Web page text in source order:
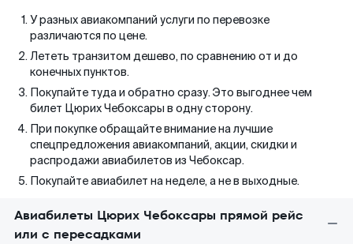
У разных авиакомпаний услуги по перевозке
различаются по цене.
Лететь транзитом дешево, по сравнению от и до
конечных пунктов.
Покупайте туда и обратно сразу. Это выгоднее чем
билет Цюрих Чебоксары в одну сторону.
При покупке обращайте внимание на лучшие
спецпредложения авиакомпаний, акции, скидки и
распродажи авиабилетов из Чебоксар.
Покупайте авиабилет на неделе, а не в выходные.
Авиабилеты Цюрих Чебоксары прямой рейс
или с пересадками